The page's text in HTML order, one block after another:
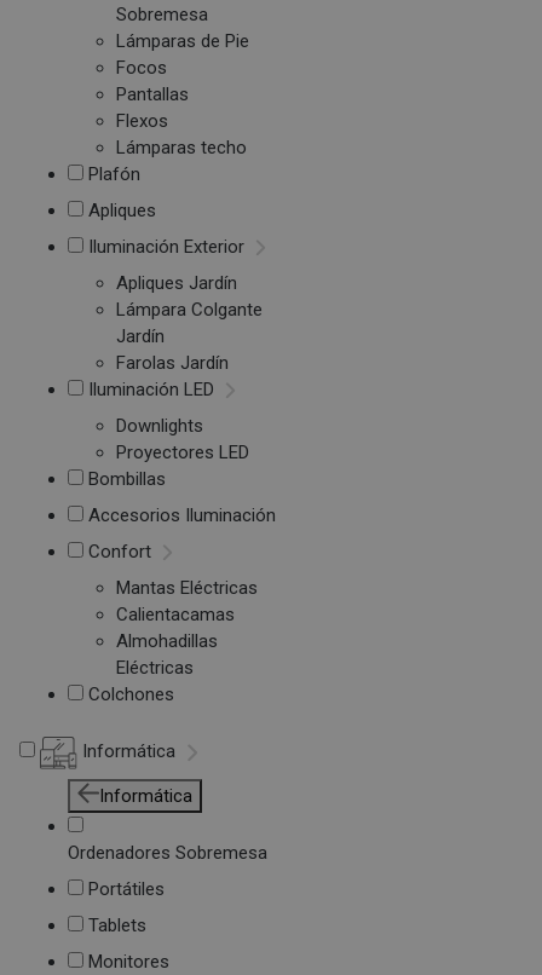
Sobremesa
Lámparas de Pie
Focos
Pantallas
Flexos
Lámparas techo
Plafón
Apliques
Iluminación Exterior
Apliques Jardín
Lámpara Colgante
Jardín
Farolas Jardín
Iluminación LED
Downlights
Proyectores LED
Bombillas
Accesorios Iluminación
Confort
Mantas Eléctricas
Calientacamas
Almohadillas
Eléctricas
Colchones
Informática
Informática
Ordenadores Sobremesa
Portátiles
Tablets
Monitores